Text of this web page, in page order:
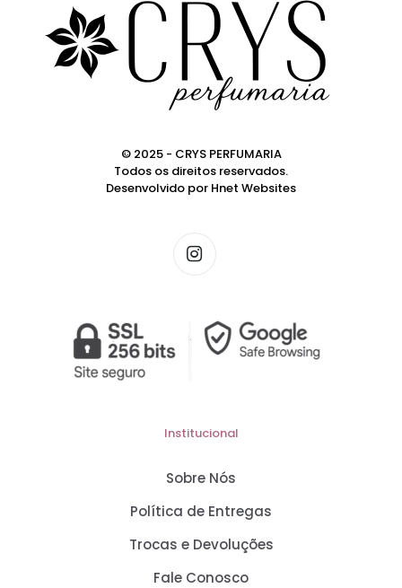
© 2025 - CRYS PERFUMARIA
Todos os direitos reservados.
Desenvolvido por Hnet Websites
Institucional
Sobre Nós
Política de Entregas
Trocas e Devoluções
Fale Conosco